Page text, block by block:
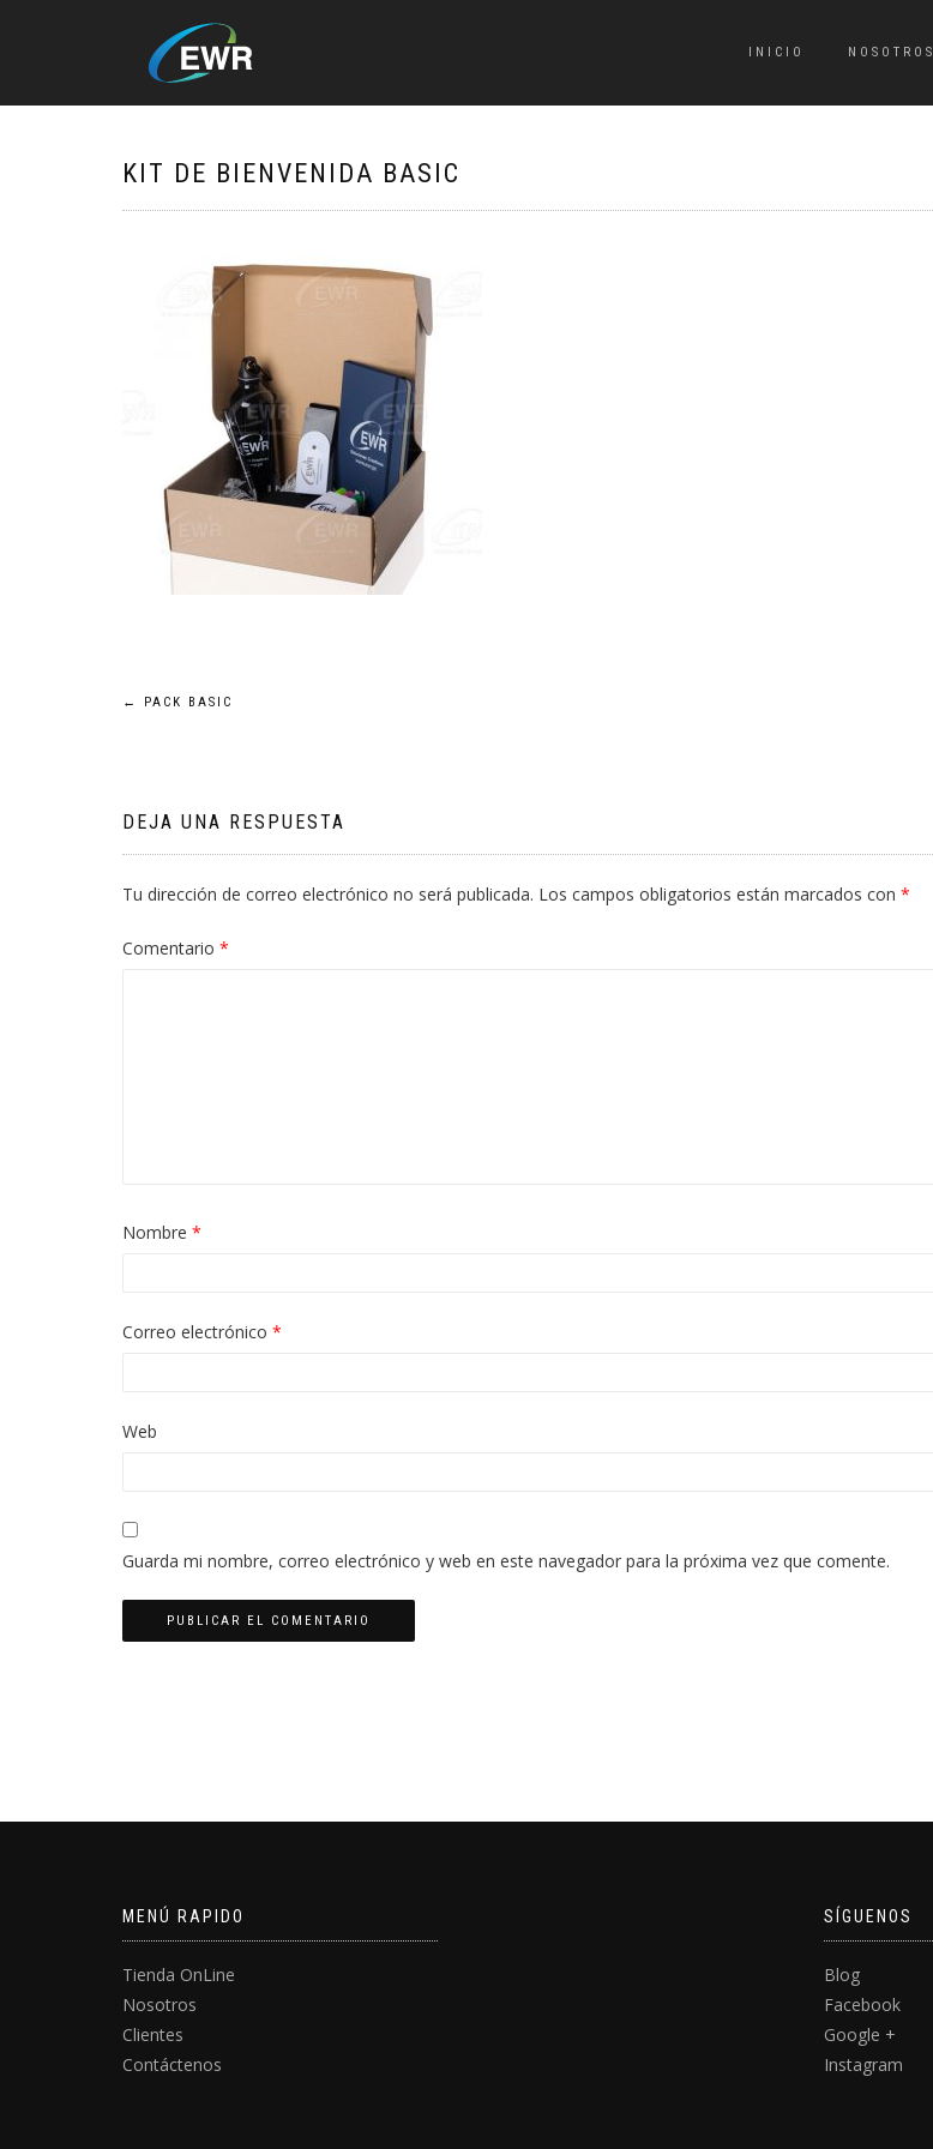
INICIO NOSOTROS
KIT DE BIENVENIDA BASIC
Navegación
entradas
← PACK BASIC
DEJA UNA RESPUESTA
Tu dirección de correo electrónico no será publicada. Los campos obligatorios están marcados con *
Comentario *
Nombre *
Correo electrónico *
Web
Guarda mi nombre, correo electrónico y web en este navegador para la próxima vez que comente.
MENÚ RAPIDO
Tienda OnLine
Nosotros
Clientes
Contáctenos
SÍGUENOS
Blog
Facebook
Google +
Instagram